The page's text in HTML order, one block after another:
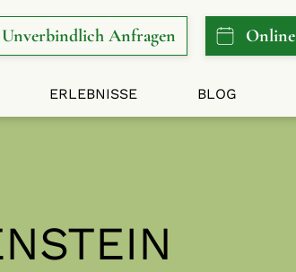
Unverbindlich Anfragen Online
ERLEBNISSE BLOG